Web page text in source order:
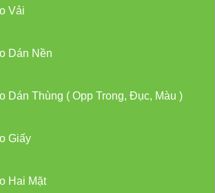
Vải
Dán Nền
Dán Thùng ( Opp Trong, Đục, Màu )
Giấy
Hai Mặt